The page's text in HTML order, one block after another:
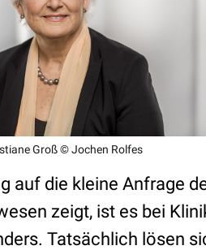
Groß © Jochen Rolfes
auf die kleine Anfrage
zeigt, ist es bei
Tatsächlich lösen